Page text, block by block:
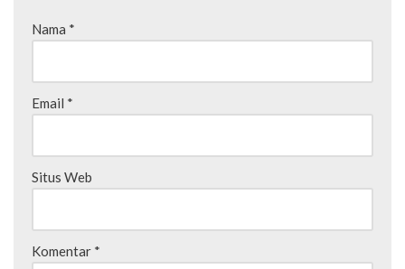
Nama *
Email *
Situs Web
Komentar *